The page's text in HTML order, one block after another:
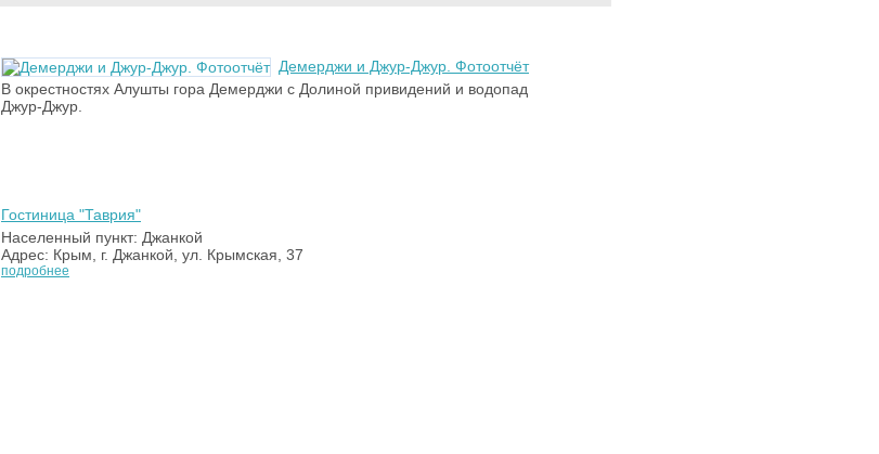
Демерджи и Джур-Джур. Фотоотчёт
В окрестностях Алушты гора Демерджи с Долиной привидений и водопад
Джур-Джур.
Гостиница "Таврия"
Населенный пункт: Джанкой
Адрес: Крым, г. Джанкой, ул. Крымская, 37
подробнее